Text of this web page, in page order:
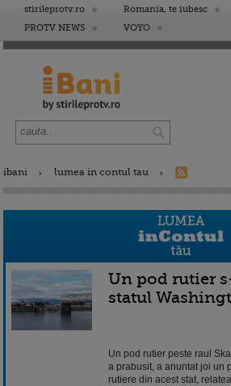
stirileprotv.ro Romania, te iubesc
PROTV NEWS
VOYO
ibani lumea in contul tau
Un pod rutier
statul
Un pod rutier peste raul
a prabusit, a anuntat joi un
rutiere din acest stat,